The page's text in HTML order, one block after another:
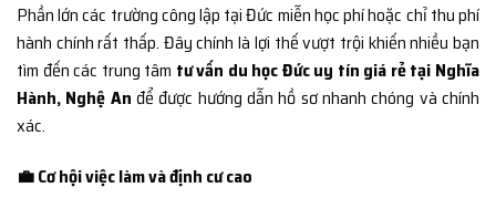
Phần lớn các trường công lập tại Đức miễn học phí hoặc chỉ thu phí
hành chính rất thấp. Đây chính là lợi thế vượt trội khiến nhiều bạn
tìm đến các trung tâm tư vấn du học Đức uy tín giá rẻ tại Nghĩa
Hành, Nghệ An để được hướng dẫn hồ sơ nhanh chóng và chính
xác.
💼 Cơ hội việc làm và định cư cao